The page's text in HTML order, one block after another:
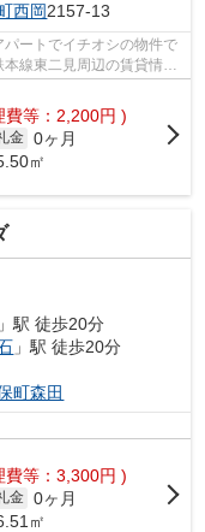
西岡2157-13
ートでイチオシの物件で
線東二見周辺の賃貸情報
費等：2,200円 )
金 0ヶ月
㎡
」駅 徒歩20分
」駅 徒歩20分
町森田
費等：3,300円 )
金 0ヶ月
㎡